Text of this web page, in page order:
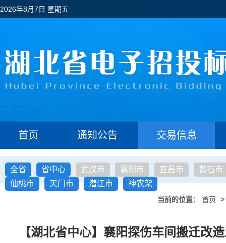
2026年8月7日 星期五
首页 通知公告 交易信息
全省 省中心 武汉市 襄阳市 宜昌市
黄石市
仙桃市
天门市 潜江市 神农架
当前的位置： 首页 >
【湖北省中心】襄阳探伤车间搬迁改